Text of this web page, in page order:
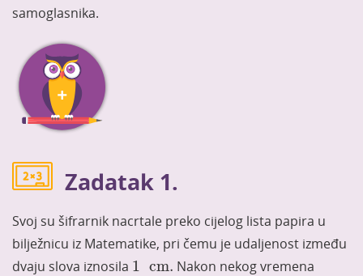
samoglasnika.
Zadatak 1.
Svoj su šifrarnik nacrtale preko cijelog lista papira u
bilježnicu iz Matematike, pri čemu je udaljenost između
dvaju slova iznosila 1 cm.
1 cm. Nakon nekog vremena